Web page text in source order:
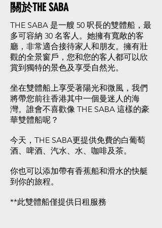
關於THE SABA
THE SABA 是一艘 50 呎長的雙體船，最
多可容納 30 名客人。她擁有寬敞的客
廳，非常適合接待家人和朋友。擁有壯
觀的全景窗戶，您和您的客人都可以欣
賞到獨特的景色及享受自然光。
坐在雙體船上享受著陽光和微風，我們
將帶您前往香港其中一個曼迷人的海
灣。誰會不喜歡像 THE SABA 這樣的豪
華雙體船呢？
​今天，THE SABA更提供免費的​白葡萄
酒、啤酒、汽水、水、咖啡及茶。
你也可以添加帶有香蕉船和滑水的快艇
到你的旅程。
**此雙體船僅提供日租服務